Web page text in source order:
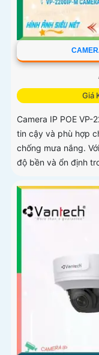
Giá
Camera IP POE
tin cậy và phù hợp
chống mưa nắng.
độ bền và ổn định